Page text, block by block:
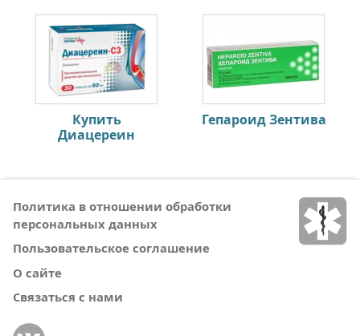
Купить
Диацереин
Гепароид Зентива
Политика в отношении обработки
персональных данных
Пользовательское соглашение
О сайте
Связаться с нами